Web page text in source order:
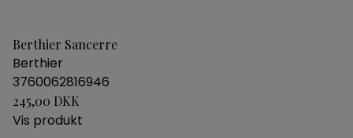
Berthier Sancerre
Berthier
3760062816946
245,00 DKK
Vis produkt